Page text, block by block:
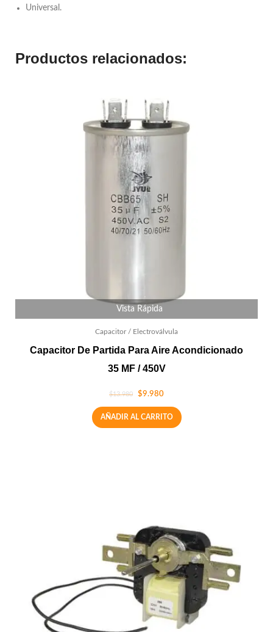
Universal.
Productos relacionados:
Vista Rápida
Capacitor / Electroválvula
Capacitor De Partida Para Aire Acondicionado
35 MF / 450V
$13.980 $9.980
AÑADIR AL CARRITO